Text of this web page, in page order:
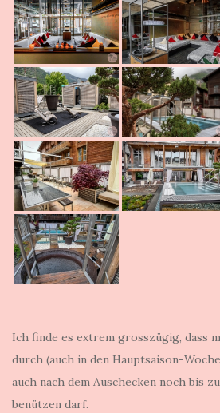
Ich finde es extrem grosszügig, dass
durch (auch in den Hauptsaison-
auch nach dem Auschecken noch bis
benützen darf.